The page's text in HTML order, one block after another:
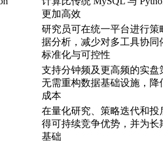
更加高效
研究员可在统一平台进行策
据分析，减少对多工具协同
标准化与可控性
支持分钟频及更高频的实盘
无需重构数据基础设施，降
成本
在量化研究、策略迭代和投
得可持续竞争优势，并为长
基础